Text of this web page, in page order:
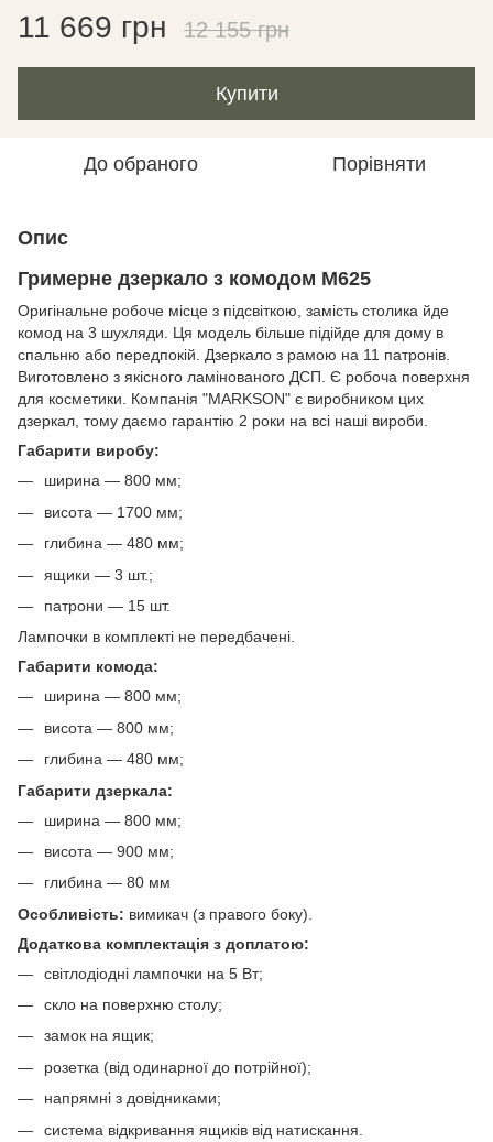
11 669 грн 12 155 грн
Купити
До обраного Порівняти
Опис
Гримерне дзеркало з комодом M625
Оригінальне робоче місце з підсвіткою, замість столика йде
комод на 3 шухляди. Ця модель більше підійде для дому в
спальню або передпокій. Дзеркало з рамою на 11 патронів.
Виготовлено з якісного ламінованого ДСП. Є робоча поверхня
для косметики. Компанія "MARKSON" є виробником цих
дзеркал, тому даємо гарантію 2 роки на всі наші вироби.
Габарити виробу:
ширина — 800 мм;
висота — 1700 мм;
глибина — 480 мм;
ящики — 3 шт.;
патрони — 15 шт.
Лампочки в комплекті не передбачені.
Габарити комода:
ширина — 800 мм;
висота — 800 мм;
глибина — 480 мм;
Габарити дзеркала:
ширина — 800 мм;
висота — 900 мм;
глибина — 80 мм
Особливість: вимикач (з правого боку).
Додаткова комплектація з доплатою:
світлодіодні лампочки на 5 Вт;
скло на поверхню столу;
замок на ящик;
розетка (від одинарної до потрійної);
напрямні з довідниками;
система відкривання ящиків від натискання.